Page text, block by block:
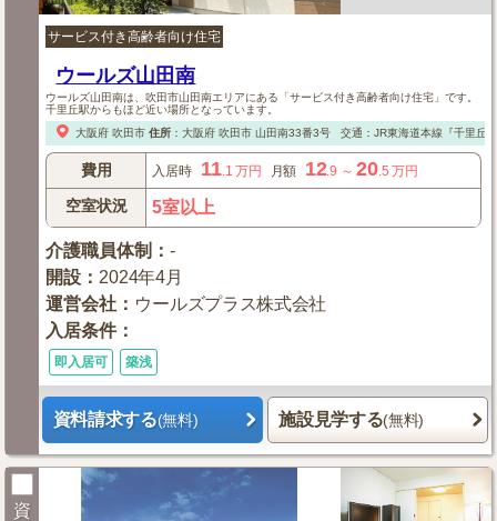
サービス付き高齢者向け住宅
ウールズ山田南
ウールズ山田南は、吹田市山田南エリアにある「サービス付き高齢者向け住宅」です。
千里丘駅からもほど近い場所となっています。
大阪府 吹田市 住所： 大阪府 吹田市山田南33番3号 交通：JR東海道本線『千里丘
費用 入居時 11.1 万円 月額 12.9 ～20.5 万円
空室状況 5室以上
介護職員体制 ：-
開設 ： 2024年4月
運営会社 ： ウールズプラス株式会社
入居条件：
即入居可 築浅
資料請求する(無料) 施設見学する(無料)
資